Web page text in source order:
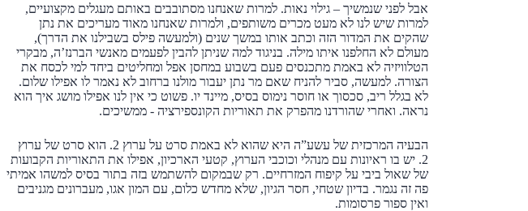
אבל לפני שנמשיך – גילוי נאות. למרות שאנחנו מסתובבים באותם מעגלים מקצועיים,
למרות שיש לנו לא מעט מכרים משותפים, ולמרות שאנחנו מאוד מעריכים את נתן
שהקים את המדור הזה וכתב אותו במשך שנים (ולמעשה פילס בשבילנו את הדרך),
מעולם לא החלפנו איתו מילה. בניגוד למה שניתן להבין לפעמים מאנשי הברנז’ה, מבקרי
הטלוויזיה לא באמת מתכנסים פעם בשבוע במחסן אפל ומחליטים ביחד למי לכסח את
הצורה. למעשה, סביר להניח שאם מר נתן יעבור מולנו ברחוב לא נאמר לו אפילו שלום.
לא בגלל ריב, סכסוך או חוסר נימוס בסיס, מיינד יו. פשוט כי אין לנו אפילו מושג איך הוא
נראה. ואחרי שהורדנו מהפרק את תאוריות הקונספירציה - ממשיכים.
הבעיה המרכזית של עשע”ה היא שהוא לא באמת סרט על ערוץ 2. הוא סרט של ערוץ
2. יש בו ראיונות עם מנהלי וכוכבי הערוץ, קטעי הארכיון, אפילו את התאוריות הקבועות
של שאול ביבי על קיפוח המזרחיים. רק שבמקום להשתמש בזה בתור בסיס למשהו אמיתי
פה זה נגמר. בדיון שטחי, חסר הגיון, שלא מחדש כלום, עם המון אגו, מעברונים מגניבים
ואין ספור פרסומות.